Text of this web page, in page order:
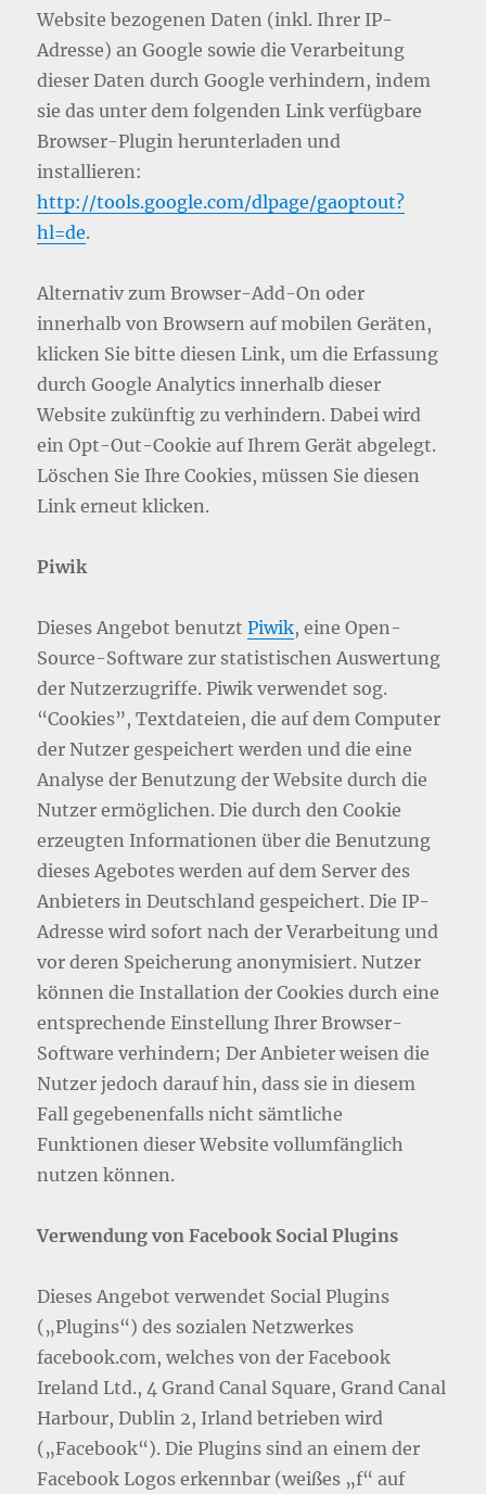
Website bezogenen Daten (inkl. Ihrer IP-
Adresse) an Google sowie die Verarbeitung
dieser Daten durch Google verhindern, indem
sie das unter dem folgenden Link verfügbare
Browser-Plugin herunterladen und
installieren:
http://tools.google.com/dlpage/gaoptout?
hl=de.
Alternativ zum Browser-Add-On oder
innerhalb von Browsern auf mobilen Geräten,
klicken Sie bitte diesen Link, um die Erfassung
durch Google Analytics innerhalb dieser
Website zukünftig zu verhindern. Dabei wird
ein Opt-Out-Cookie auf Ihrem Gerät abgelegt.
Löschen Sie Ihre Cookies, müssen Sie diesen
Link erneut klicken.
Piwik
Dieses Angebot benutztPiwik, eine Open-
Source-Software zur statistischen Auswertung
der Nutzerzugriffe. Piwik verwendet sog.
“Cookies”, Textdateien, die auf dem Computer
der Nutzer gespeichert werden und die eine
Analyse der Benutzung der Website durch die
Nutzer ermöglichen. Die durch den Cookie
erzeugten Informationen über die Benutzung
dieses Agebotes werden auf dem Server des
Anbieters in Deutschland gespeichert. Die IP-
Adresse wird sofort nach der Verarbeitung und
vor deren Speicherung anonymisiert. Nutzer
können die Installation der Cookies durch eine
entsprechende Einstellung Ihrer Browser-
Software verhindern; Der Anbieter weisen die
Nutzer jedoch darauf hin, dass sie in diesem
Fall gegebenenfalls nicht sämtliche
Funktionen dieser Website vollumfänglich
nutzen können.
Verwendung von Facebook Social Plugins
Dieses Angebot verwendet Social Plugins
(„Plugins“) des sozialen Netzwerkes
facebook.com, welches von der Facebook
Ireland Ltd., 4 Grand Canal Square, Grand Canal
Harbour, Dublin 2, Irland betrieben wird
(„Facebook“). Die Plugins sind an einem der
Facebook Logos erkennbar (weißes „f“ auf